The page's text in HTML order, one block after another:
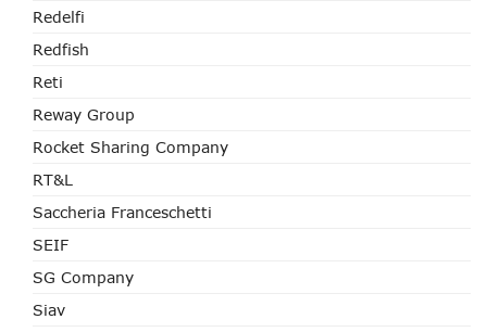
Redelfi
Redfish
Reti
Reway Group
Rocket Sharing Company
RT&L
Saccheria Franceschetti
SEIF
SG Company
Siav